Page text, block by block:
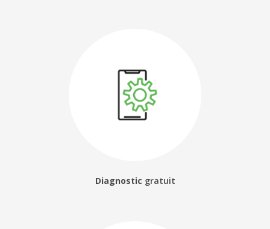
Diagnostic gratuit